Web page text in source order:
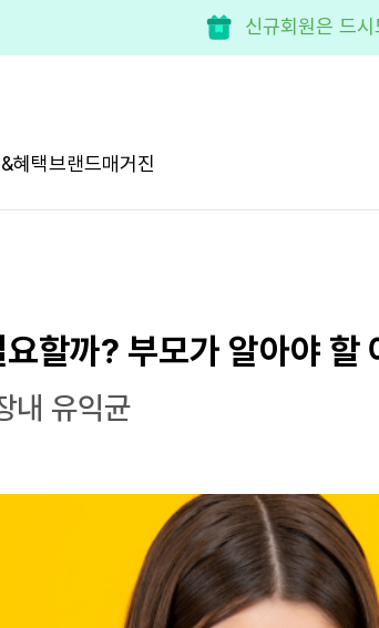
신규회원은 드시
혜택브랜드매거진
할까? 부모가 알아야 할
내 유익균